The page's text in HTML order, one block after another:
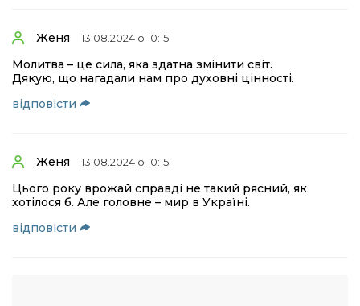
Женя 13.08.2024 о 10:15
Молитва – це сила, яка здатна змінити світ.
Дякую, що нагадали нам про духовні цінності.
відповіcти
Женя 13.08.2024 о 10:15
Цього року врожай справді не такий рясний, як
хотілося б. Але головне – мир в Україні.
відповіcти